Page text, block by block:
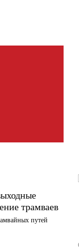
трамваев
путей